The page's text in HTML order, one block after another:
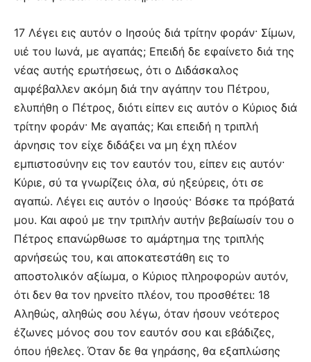
17 Λέγει εις αυτόν ο Ιησούς διά τρίτην φοράν· Σίμων,
υιέ του Ιωνά, με αγαπάς; Επειδή δε εφαίνετο διά της
νέας αυτής ερωτήσεως, ότι ο Διδάσκαλος
αμφέβαλλεν ακόμη διά την αγάπην του Πέτρου,
ελυπήθη ο Πέτρος, διότι είπεν εις αυτόν ο Κύριος διά
τρίτην φοράν· Με αγαπάς; Και επειδή η τριπλή
άρνησις τον είχε διδάξει να μη έχη πλέον
εμπιστοσύνην εις τον εαυτόν του, είπεν εις αυτόν·
Κύριε, σύ τα γνωρίζεις όλα, σύ ηξεύρεις, ότι σε
αγαπώ. Λέγει εις αυτόν ο Ιησούς· Βόσκε τα πρόβατά
μου. Και αφού με την τριπλήν αυτήν βεβαίωσίν του ο
Πέτρος επανώρθωσε το αμάρτημα της τριπλής
αρνήσεώς του, και αποκατεστάθη εις το
αποστολικόν αξίωμα, ο Κύριος πληροφορών αυτόν,
ότι δεν θα τον ηρνείτο πλέον, του προσθέτει: 18
Αληθώς, αληθώς σου λέγω, όταν ήσουν νεότερος
έζωνες μόνος σου τον εαυτόν σου και εβάδιζες,
όπου ήθελες. Όταν δε θα γηράσης, θα εξαπλώσης